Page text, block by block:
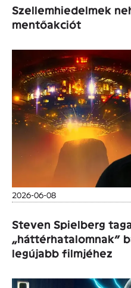
Szellemhiedelmek
mentőakciót
2026-06-08
Steven Spielberg
„háttérhatalomnak”
legújabb filmjéhez